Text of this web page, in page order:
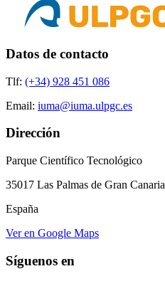
Datos de contacto
Tlf: (+34) 928 451 086
Email: iuma@iuma.ulpgc.es
Dirección
Parque Científico Tecnológico
35017 Las Palmas de Gran Canaria
España
Ver en Google Maps
Síguenos en